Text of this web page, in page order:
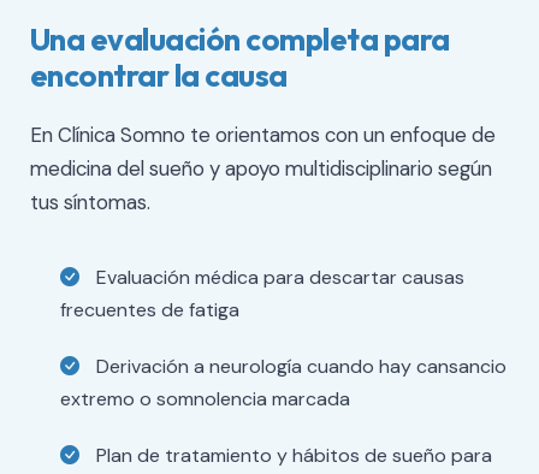
Una evaluación completa para
encontrar la causa
En Clínica Somno te orientamos con un enfoque de
medicina del sueño y apoyo multidisciplinario según
tus síntomas.
Evaluación médica para descartar causas
frecuentes de fatiga
Derivación a neurología cuando hay cansancio
extremo o somnolencia marcada
Plan de tratamiento y hábitos de sueño para